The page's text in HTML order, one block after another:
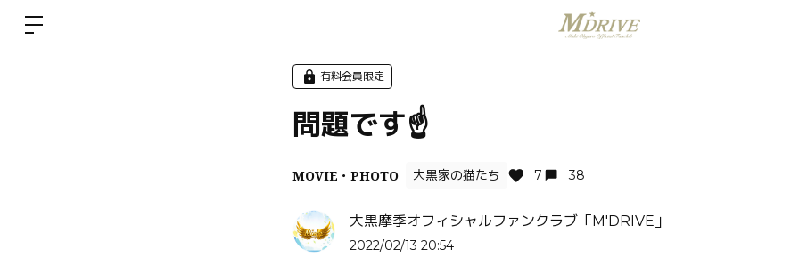
有料会員限定
問題です☝️
MOVIE・PHOTO 大黒家の猫たち 7 38
大黒摩季オフィシャルファンクラブ「M'DRIVE」
2022/02/13 20:54